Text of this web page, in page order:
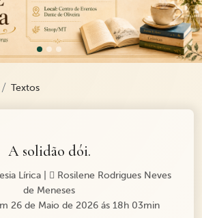
Textos
A solidão dói.
Lírica
Rosilene Rodrigues Neves
de Meneses
26 de Maio de 2026 ás 18h 03min